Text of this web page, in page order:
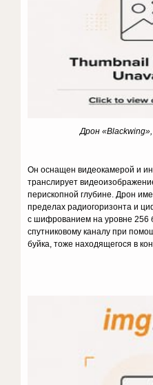
Дрон «Blackwing
Он оснащен видеокамерой и
транслирует
перископной глубине. Дрон
пределах радиогоризонта и
с шифрованием на уровне 256
спутниковому каналу при
буйка, тоже находящегося в